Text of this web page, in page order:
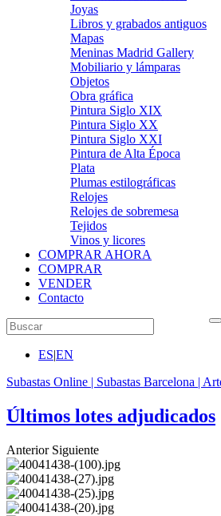
Joyas
Libros y grabados antiguos
Mapas
Meninas Madrid Gallery
Mobiliario y lámparas
Objetos
Obra gráfica
Pintura Siglo XIX
Pintura Siglo XX
Pintura Siglo XXI
Pintura de Alta Época
Plata
Plumas estilográficas
Relojes
Relojes de sobremesa
Tejidos
Vinos y licores
COMPRAR AHORA
COMPRAR
VENDER
Contacto
ES|EN
Subastas Online | Subastas Barcelona |
Últimos lotes adjudicados
Anterior Siguiente